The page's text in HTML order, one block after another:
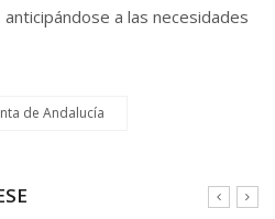
a las necesidades
de Andalucía